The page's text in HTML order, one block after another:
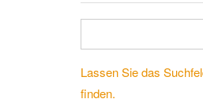
Lassen Sie das
finden.